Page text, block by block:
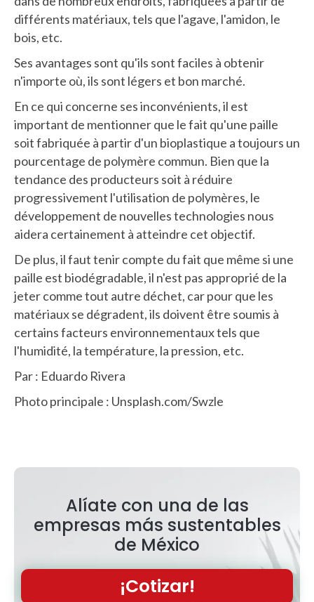
différents matériaux, tels que l'agave, l'amidon, le
bois, etc.
Ses avantages sont qu'ils sont faciles à obtenir
n'importe où, ils sont légers et bon marché.
En ce qui concerne ses inconvénients, il est
important de mentionner que le fait qu'une paille
soit fabriquée à partir d'un bioplastique a toujours un
pourcentage de polymère commun. Bien que la
tendance des producteurs soit à réduire
progressivement l'utilisation de polymères, le
développement de nouvelles technologies nous
aidera certainement à atteindre cet objectif.
De plus, il faut tenir compte du fait que même si une
paille est biodégradable, il n'est pas approprié de la
jeter comme tout autre déchet, car pour que les
matériaux se dégradent, ils doivent être soumis à
certains facteurs environnementaux tels que
l'humidité, la température, la pression, etc.
Par : Eduardo Rivera
Photo principale : Unsplash.com/Swzle
Alíate con una de las
empresas más sustentables
de México
¡Cotizar!